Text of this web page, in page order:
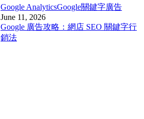
Google AnalyticsGoogle關鍵字廣告
June 11, 2026
Google 廣告攻略：網店 SEO 關鍵字行
銷法